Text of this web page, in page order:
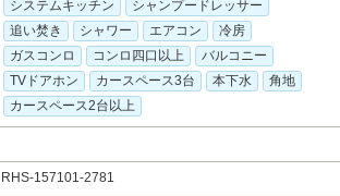
システムキッチン
シャンプードレッサー
追い焚き
シャワー エアコン
冷房
ガスコンロ
コンロ四口以上
バルコニー
TVドアホン
カースペース3台 本下水
角地
カースペース2台以上
RHS-157101-2781